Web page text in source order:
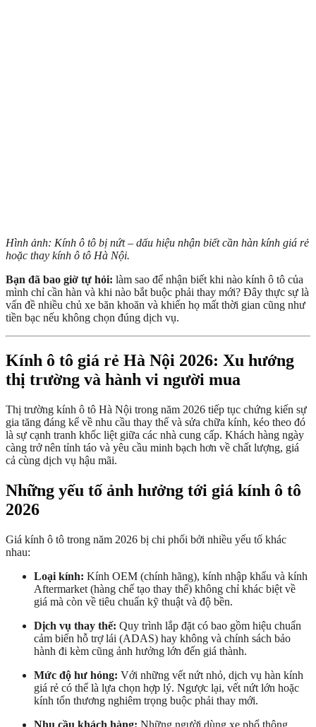
Hình ảnh: Kính ô tô bị nứt – dấu hiệu nhận biết cần hàn kính giá rẻ
hoặc thay kính ô tô Hà Nội.
Bạn đã bao giờ tự hỏi: làm sao để nhận biết khi nào kính ô tô của
mình chỉ cần hàn và khi nào bắt buộc phải thay mới? Đây thực sự là
vấn đề nhiều chủ xe băn khoăn và khiến họ mất thời gian cũng như
tiền bạc nếu không chọn đúng dịch vụ.
Kính ô tô giá rẻ Hà Nội 2026: Xu hướng
thị trường và hành vi người mua
Thị trường kính ô tô Hà Nội trong năm 2026 tiếp tục chứng kiến sự
gia tăng đáng kể về nhu cầu thay thế và sửa chữa kính, kéo theo đó
là sự cạnh tranh khốc liệt giữa các nhà cung cấp. Khách hàng ngày
càng trở nên tỉnh táo và yêu cầu minh bạch hơn về chất lượng, giá
cả cùng dịch vụ hậu mãi.
Những yếu tố ảnh hưởng tới giá kính ô tô
2026
Giá kính ô tô trong năm 2026 bị chi phối bởi nhiều yếu tố khác
nhau:
Loại kính: Kính OEM (chính hãng), kính nhập khẩu và kính
Aftermarket (hàng chế tạo thay thế) không chỉ khác biệt về
giá mà còn về tiêu chuẩn kỹ thuật và độ bền.
Dịch vụ thay thế: Quy trình lắp đặt có bao gồm hiệu chuẩn
cảm biến hỗ trợ lái (ADAS) hay không và chính sách bảo
hành đi kèm cũng ảnh hưởng lớn đến giá thành.
Mức độ hư hỏng: Với những vết nứt nhỏ, dịch vụ hàn kính
giá rẻ có thể là lựa chọn hợp lý. Ngược lại, vết nứt lớn hoặc
kính tổn thương nghiêm trọng buộc phải thay mới.
Nhu cầu khách hàng: Những người dùng xe phổ thông